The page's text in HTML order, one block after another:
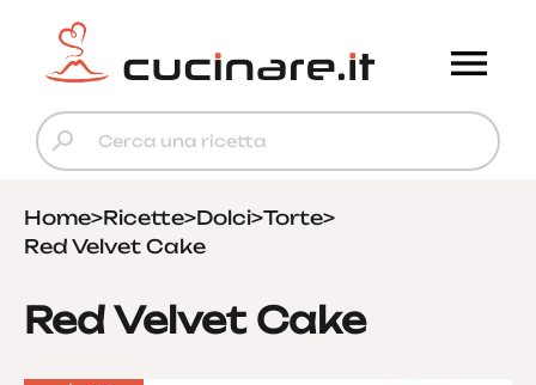
Home>Ricette>Dolci>Torte>
Red Velvet Cake
Red Velvet Cake